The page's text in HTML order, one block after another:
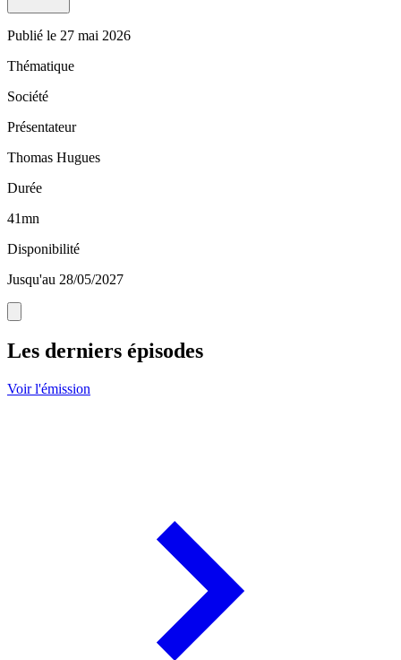
Publié le 27 mai 2026
Thématique
Société
Présentateur
Thomas Hugues
Durée
41mn
Disponibilité
Jusqu'au 28/05/2027
Les derniers épisodes
Voir l'émission